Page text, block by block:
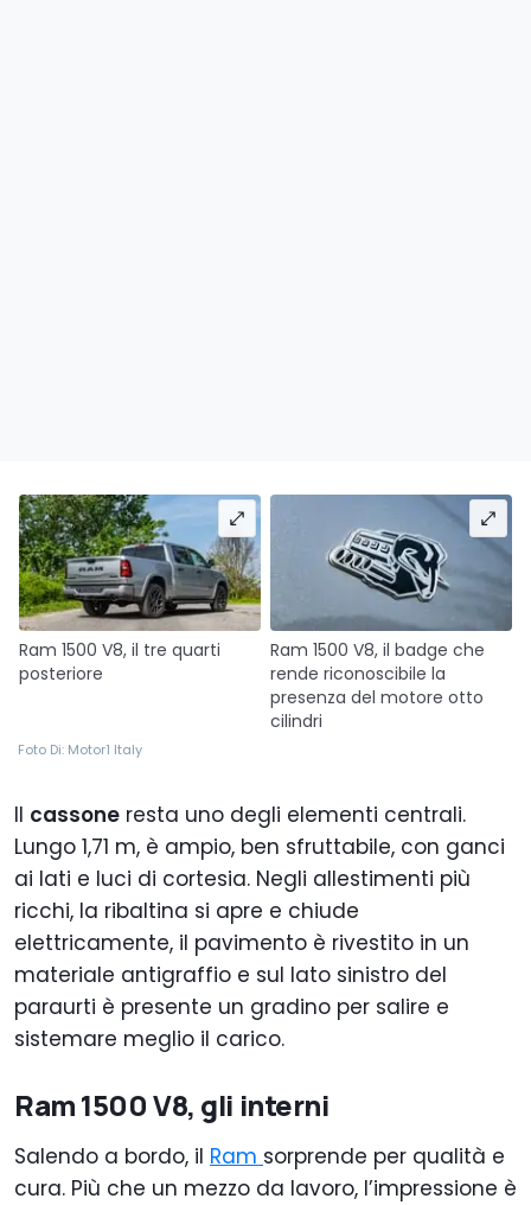
Ram 1500 V8, il tre quarti
posteriore
Ram 1500 V8, il badge che
rende riconoscibile la
presenza del motore otto
cilindri
Foto Di: Motor1 Italy
Il cassone resta uno degli elementi centrali.
Lungo 1,71 m, è ampio, ben sfruttabile, con ganci
ai lati e luci di cortesia. Negli allestimenti più
ricchi, la ribaltina si apre e chiude
elettricamente, il pavimento è rivestito in un
materiale antigraffio e sul lato sinistro del
paraurti è presente un gradino per salire e
sistemare meglio il carico.
Ram 1500 V8, gli interni
Salendo a bordo, il Ram sorprende per qualità e
cura. Più che un mezzo da lavoro, l’impressione è